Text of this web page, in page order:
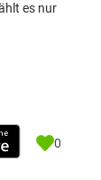
es nur
0